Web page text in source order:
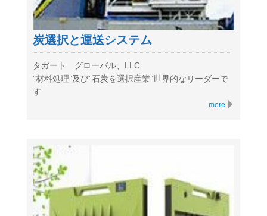
炭選択と運送システム
タガート グローバル、LLC
"材料処理”及び”石炭を選択産業”世界的なリーダーで
す
more